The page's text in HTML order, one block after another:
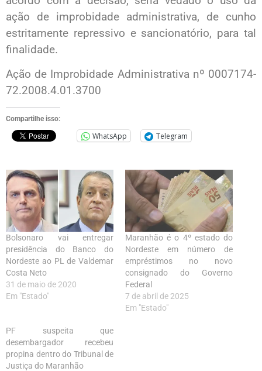
ação de improbidade administrativa, de cunho
estritamente repressivo e sancionatório, para tal
finalidade.
Ação de Improbidade Administrativa nº 0007174-
72.2008.4.01.3700
Compartilhe isso:
WhatsApp Telegram
Bolsonaro vai entregar
presidência do Banco do
Nordeste ao PL de Valdemar
Costa Neto
31 de maio de 2020
Em "Estado"
Maranhão é o 4º estado do
Nordeste em número de
empréstimos no novo
consignado do Governo
Federal
7 de abril de 2025
Em "Estado"
PF suspeita que
desembargador recebeu
propina dentro do Tribunal de
Justiça do Maranhão